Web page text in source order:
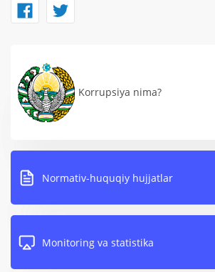
Korrupsiya nima?
Normativ-huquqiy hujjatlar
Monitoring va statistika